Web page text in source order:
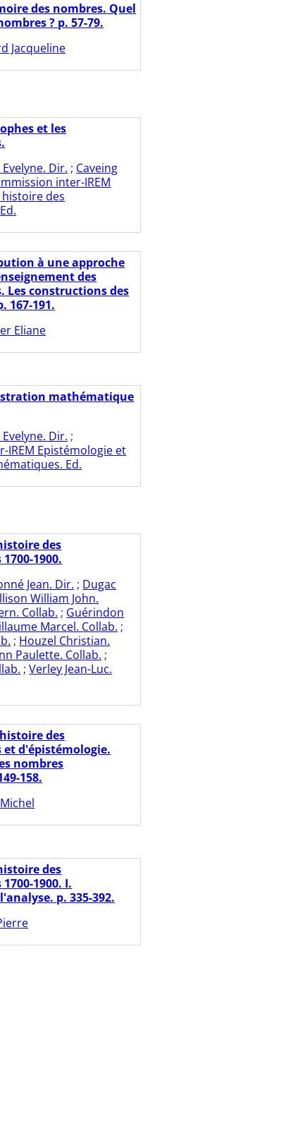
des nombres. Quel
? p. 57-79.
Jacqueline
et les
Dir. ; Caveing
inter-IREM
des
à une approche
des
Les constructions des
167-191.
Eliane
mathématique
Dir. ;
IREM Epistémologie et
Ed.
des
1900.
Jean. Dir. ; Dugac
William John.
Collab. ; Guérindon
Marcel. Collab. ;
; Houzel Christian.
Paulette. Collab. ;
;Verley Jean-Luc.
des
d'épistémologie.
nombres
158.
des
1900. I.
p. 335-392.